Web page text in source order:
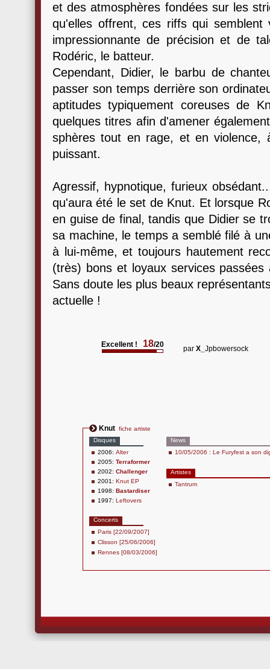
et des atmosphères fondées sur les
qu'elles offrent, ces riffs qui semblent
impressionnante de précision et de
Rodéric, le batteur.
Cependant, Didier, le barbu de
passer son temps derrière son
aptitudes typiquement coreuses de
quelques titres afin d'amener
sphères tout en rage, et en violence,
puissant.
Agressif, hypnotique, furieux
qu'aura été le set de Knut. Et lorsque
en guise de final, tandis que Didier se
sa machine, le temps a semblé filé à
à lui-même, et toujours hautement
(très) bons et loyaux services
Sans doute les plus beaux
actuelle !
Excellent ! 18/20 par X_ Jpbowersock
Knut fiche artiste
Disques
2006: Alter
2005: Terraformer
2002: Challenger
2001: Knut EP
1998: Bastardiser
1997: Leftovers
Concerts
Paris [22/09/2007]
Clisson [25/06/2006]
Rennes [08/03/2006]
News
10/05/2006 : Le Furyfest a son
Artistes
Tantrum